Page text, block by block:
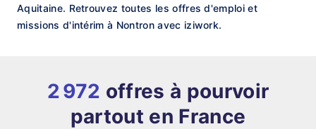
Aquitaine. Retrouvez toutes les offres d'emploi et
missions d'intérim à Nontron avec iziwork.
2 972 offres à pourvoir
partout en France